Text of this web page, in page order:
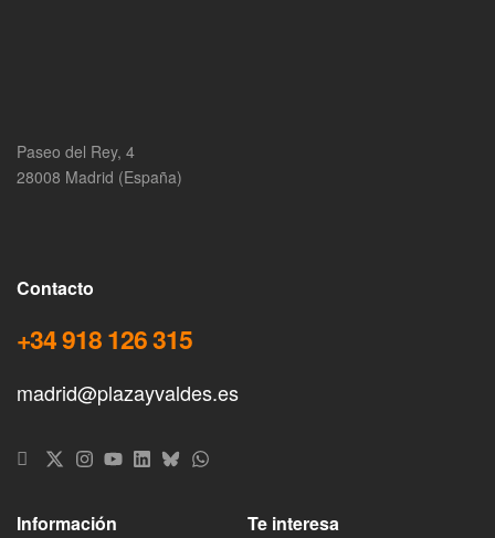
Paseo del Rey, 4
28008 Madrid (España)
Contacto
+34 918 126 315
madrid@plazayvaldes.es
Información Te interesa